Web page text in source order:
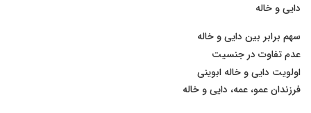
دایی و خاله
سهم برابر بین دایی و خاله
عدم تفاوت در جنسیت
اولویت دایی و خاله ابوینی
فرزندان عمو، عمه، دایی و خاله